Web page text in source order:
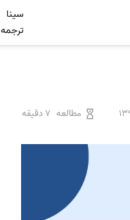
سینا
ترجمه
مطالعه 7 دقیقه